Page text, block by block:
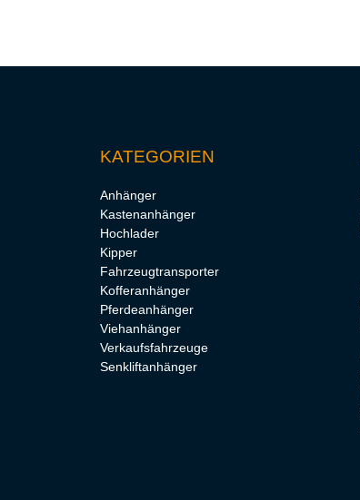
KATEGORIEN
Anhänger
Kastenanhänger
Hochlader
Kipper
Fahrzeugtransporter
Kofferanhänger
Pferdeanhänger
Viehanhänger
Verkaufsfahrzeuge
Senkliftanhänger